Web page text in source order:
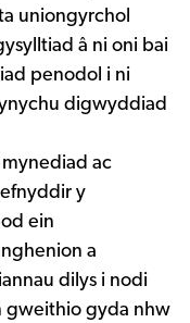
uniongyrchol
â ni oni bai
penodol i ni
digwyddiad
ac
y
ein
a
dilys i nodi
gweithio gyda nhw